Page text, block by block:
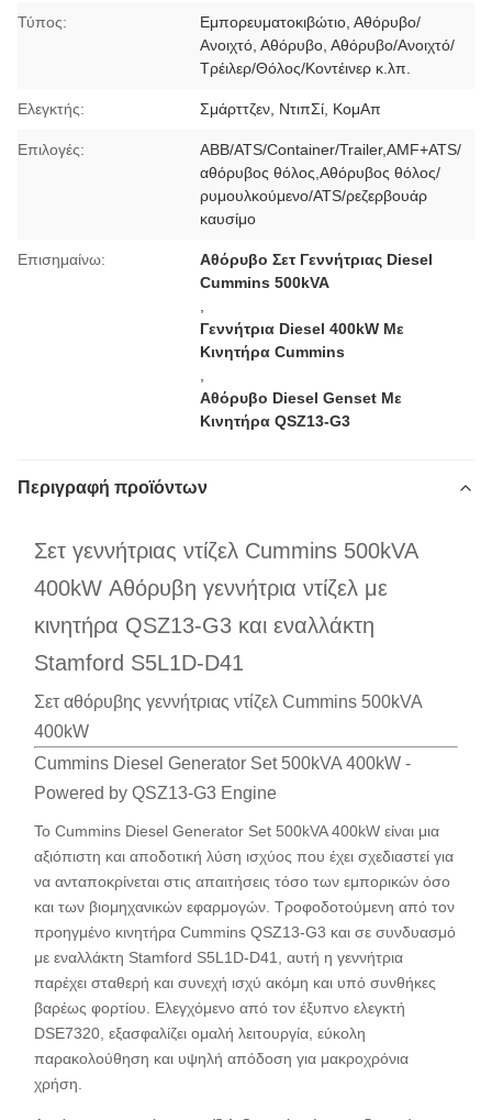
Τύπος:
Εμπορευματοκιβώτιο, Αθόρυβο/
Ανοιχτό, Αθόρυβο, Αθόρυβο/Ανοιχτό/
Τρέιλερ/Θόλος/Κοντέινερ κ.λπ.
Ελεγκτής: Σμάρττζεν, ΝτιπΣί, ΚομΑπ
Επιλογές:
ABB/ATS/Container/Trailer,AMF+ATS/
αθόρυβος θόλος,Αθόρυβος θόλος/
ρυμουλκούμενο/ATS/ρεζερβουάρ
καυσίμο
Επισημαίνω:
Αθόρυβο Σετ Γεννήτριας Diesel
Cummins 500kVA
Γεννήτρια Diesel 400kW Με
Κινητήρα Cummins
Αθόρυβο Diesel Genset Με
Κινητήρα QSZ13-G3
Περιγραφή προϊόντων
Σετ γεννήτριας ντίζελ Cummins 500kVA
400kW Αθόρυβη γεννήτρια ντίζελ με
κινητήρα QSZ13-G3 και εναλλάκτη
Stamford S5L1D-D41
Σετ αθόρυβης γεννήτριας ντίζελ Cummins 500kVA
400kW
Cummins Diesel Generator Set 500kVA 400kW -
Powered by QSZ13-G3 Engine
Το Cummins Diesel Generator Set 500kVA 400kW είναι μια
αξιόπιστη και αποδοτική λύση ισχύος που έχει σχεδιαστεί για
να ανταποκρίνεται στις απαιτήσεις τόσο των εμπορικών όσο
και των βιομηχανικών εφαρμογών. Τροφοδοτούμενη από τον
προηγμένο κινητήρα Cummins QSZ13-G3 και σε συνδυασμό
με εναλλάκτη Stamford S5L1D-D41, αυτή η γεννήτρια
παρέχει σταθερή και συνεχή ισχύ ακόμη και υπό συνθήκες
βαρέως φορτίου. Ελεγχόμενο από τον έξυπνο ελεγκτή
DSE7320, εξασφαλίζει ομαλή λειτουργία, εύκολη
παρακολούθηση και υψηλή απόδοση για μακροχρόνια
χρήση.